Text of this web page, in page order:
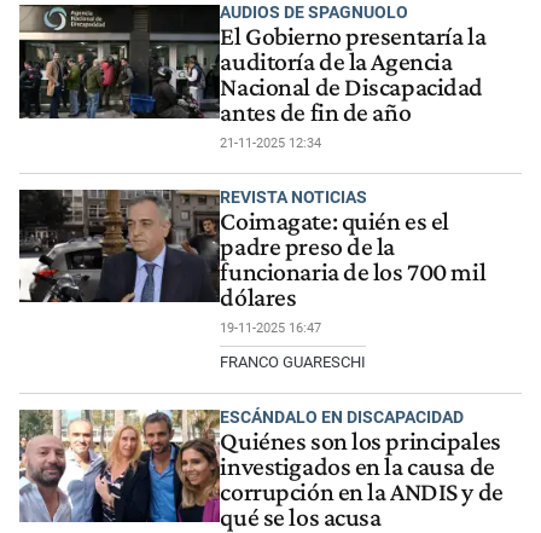
AUDIOS DE SPAGNUOLO
El Gobierno presentaría la
auditoría de la Agencia
Nacional de Discapacidad
antes de fin de año
21-11-2025 12:34
REVISTA NOTICIAS
Coimagate: quién es el
padre preso de la
funcionaria de los 700 mil
dólares
19-11-2025 16:47
FRANCO GUARESCHI
ESCÁNDALO EN DISCAPACIDAD
Quiénes son los principales
investigados en la causa de
corrupción en la ANDIS y de
qué se los acusa